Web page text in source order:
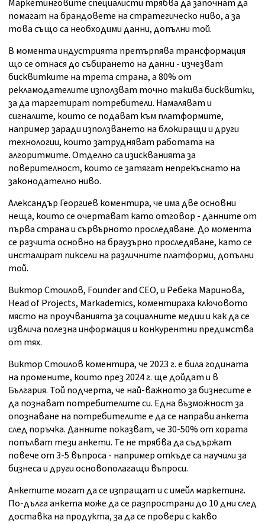
Маркетинговите специалисти трябва да започнат да
помагат на брандовете на стратегическо ниво, а за
това също са необходими данни, допълни той.
В момента индустрията претърпява трансформация
що се отнася до събирането на данни - изчезват
бисквитките на трета страна, а 80% от
рекламодателите използват точно такива бисквитки,
за да таргетират потребители. Намаляват и
сигналите, които се подават към платформите,
например заради използването на блокиращи и други
технологии, които затрудняват работата на
алгоритмите. Отделно са изискванията за
поверителност, които се затягат непрекъснато на
законодателно ниво.
Александър Георгиев коментира, че има две основни
неща, които се очертават като отговор - данните от
първа страна и сървърното проследяване. До момента
се разчита основно на браузърно проследяване, като се
инсталират пиксели на различните платформи, допълни
той.
Виктор Стоилов, Founder and CEO, и Ребека Маринова,
Head of Projects, Markademics, коментираха ключовото
място на проучванията за социалните медии и как да се
извлича полезна информация и конкурентни предимства
от тях.
Виктор Стоилов коментира, че 2023 г. е била годината
на промените, които през 2024 г. ще дойдат и в
България. Той подчерта, че най-важното за бизнесите е
да познават потребителите си. Една възможност за
опознаване на потребителите е да се направи анкета
след поръчка. Данните показват, че 30-50% от хората
попълват тези анкети. Те не трябва да съдържат
повече от 3-5 въпроса - например откъде са научили за
бизнеса и други основополагащи въпроси.
Анкетите могат да се изпращат и с имейл маркетинг.
По-дълга анкета може да се разпространи до 10 дни след
доставка на продукта, за да се провери с какво